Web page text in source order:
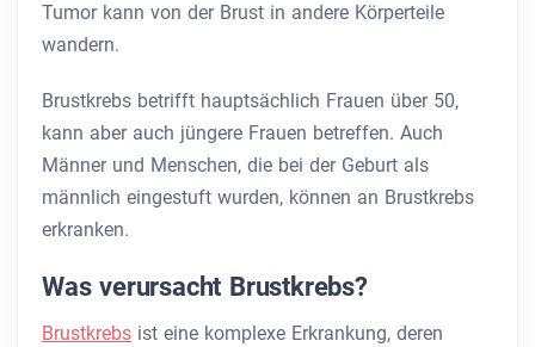
Tumor kann von der Brust in andere Körperteile
wandern.
Brustkrebs betrifft hauptsächlich Frauen über 50,
kann aber auch jüngere Frauen betreffen. Auch
Männer und Menschen, die bei der Geburt als
männlich eingestuft wurden, können an Brustkrebs
erkranken.
Was verursacht Brustkrebs?
Brustkrebs ist eine komplexe Erkrankung, deren